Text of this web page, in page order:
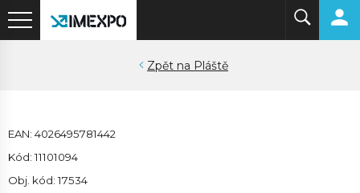
Pláště
EAN: 4026495781442
Kód: 11101094
Obj. kód: 17534